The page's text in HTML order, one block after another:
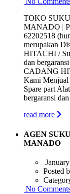
TOKO
MANADO |
62202518
merupakan
HITACHI /
dan
CADANG
Kami
Spare part
bergaransi
read more
AGEN
MANADO
Posted
No